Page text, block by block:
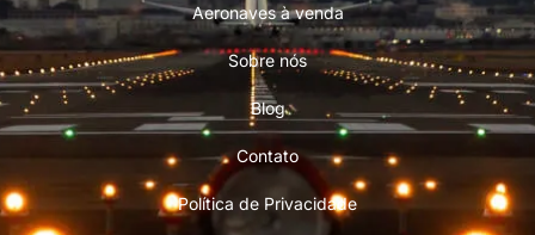
Aeronaves à venda
Sobre nós
Blog
Contato
Política de Privacidade